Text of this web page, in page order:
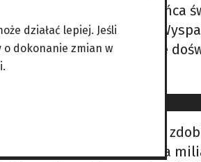
tahitańskiemu. Duch końca
Polinezji Francuskiej.
i kulturze. Ma unikalne
dobre porównanie, gdyż
tajemnic branża warta
działać lepiej. Jeśli
o dokonanie zmian w